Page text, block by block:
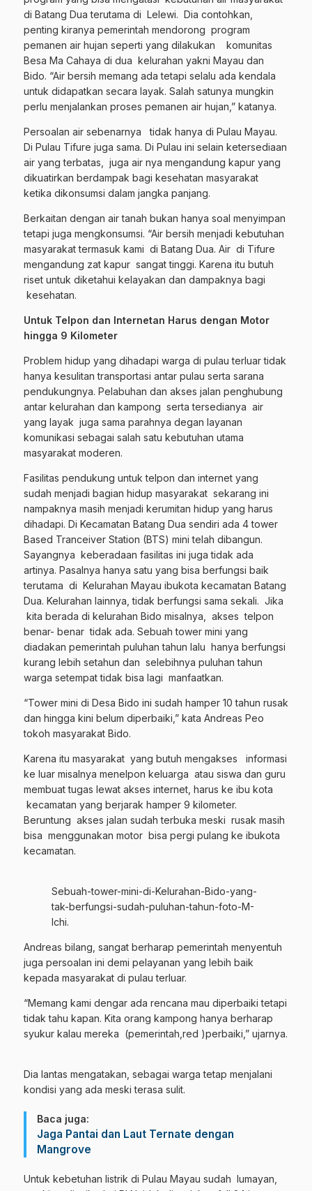
di Batang Dua terutama di Lelewi. Dia contohkan,
penting kiranya pemerintah mendorong program
pemanen air hujan seperti yang dilakukan komunitas
Besa Ma Cahaya di dua kelurahan yakni Mayau dan
Bido. “Air bersih memang ada tetapi selalu ada kendala
untuk didapatkan secara layak. Salah satunya mungkin
perlu menjalankan proses pemanen air hujan,” katanya.
Persoalan air sebenarnya tidak hanya di Pulau Mayau.
Di Pulau Tifure juga sama. Di Pulau ini selain ketersediaan
air yang terbatas, juga air nya mengandung kapur yang
dikuatirkan berdampak bagi kesehatan masyarakat
ketika dikonsumsi dalam jangka panjang.
Berkaitan dengan air tanah bukan hanya soal menyimpan
tetapi juga mengkonsumsi. “Air bersih menjadi kebutuhan
masyarakat termasuk kami di Batang Dua. Air di Tifure
mengandung zat kapur sangat tinggi. Karena itu butuh
riset untuk diketahui kelayakan dan dampaknya bagi
kesehatan.
Untuk Telpon dan Internetan Harus dengan Motor
hingga 9 Kilometer
Problem hidup yang dihadapi warga di pulau terluar tidak
hanya kesulitan transportasi antar pulau serta sarana
pendukungnya. Pelabuhan dan akses jalan penghubung
antar kelurahan dan kampong serta tersedianya air
yang layak juga sama parahnya degan layanan
komunikasi sebagai salah satu kebutuhan utama
masyarakat moderen.
Fasilitas pendukung untuk telpon dan internet yang
sudah menjadi bagian hidup masyarakat sekarang ini
nampaknya masih menjadi kerumitan hidup yang harus
dihadapi. Di Kecamatan Batang Dua sendiri ada 4 tower
Based Tranceiver Station (BTS) mini telah dibangun.
Sayangnya keberadaan fasilitas ini juga tidak ada
artinya. Pasalnya hanya satu yang bisa berfungsi baik
terutama di Kelurahan Mayau ibukota kecamatan Batang
Dua. Kelurahan lainnya, tidak berfungsi sama sekali. Jika
kita berada di kelurahan Bido misalnya, akses telpon
benar- benar tidak ada. Sebuah tower mini yang
diadakan pemerintah puluhan tahun lalu hanya berfungsi
kurang lebih setahun dan selebihnya puluhan tahun
warga setempat tidak bisa lagi manfaatkan.
“Tower mini di Desa Bido ini sudah hamper 10 tahun rusak
dan hingga kini belum diperbaiki,” kata Andreas Peo
tokoh masyarakat Bido.
Karena itu masyarakat yang butuh mengakses informasi
ke luar misalnya menelpon keluarga atau siswa dan guru
membuat tugas lewat akses internet, harus ke ibu kota
kecamatan yang berjarak hamper 9 kilometer.
Beruntung akses jalan sudah terbuka meski rusak masih
bisa menggunakan motor bisa pergi pulang ke ibukota
kecamatan.
Sebuah-tower-mini-di-Kelurahan-Bido-yang-
tak-berfungsi-sudah-puluhan-tahun-foto-M-
Ichi.
Andreas bilang, sangat berharap pemerintah menyentuh
juga persoalan ini demi pelayanan yang lebih baik
kepada masyarakat di pulau terluar.
“Memang kami dengar ada rencana mau diperbaiki tetapi
tidak tahu kapan. Kita orang kampong hanya berharap
syukur kalau mereka (pemerintah,red )perbaiki,” ujarnya.
Dia lantas mengatakan, sebagai warga tetap menjalani
kondisi yang ada meski terasa sulit.
Baca juga:
Jaga Pantai dan Laut Ternate dengan
Mangrove
Untuk kebetuhan listrik di Pulau Mayau sudah lumayan,